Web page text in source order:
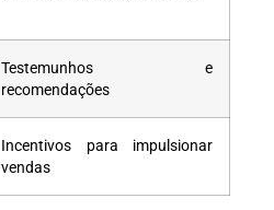
Testemunhos e
recomendações
Incentivos para impulsionar
vendas